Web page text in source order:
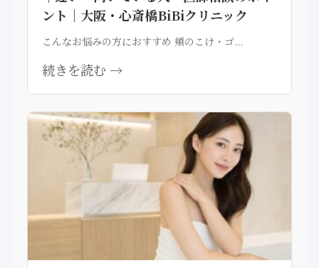
ント｜大阪・心斎橋BiBiクリニック
こんなお悩みの方におすすめ 頬のこけ・ゴ...
続きを読む →